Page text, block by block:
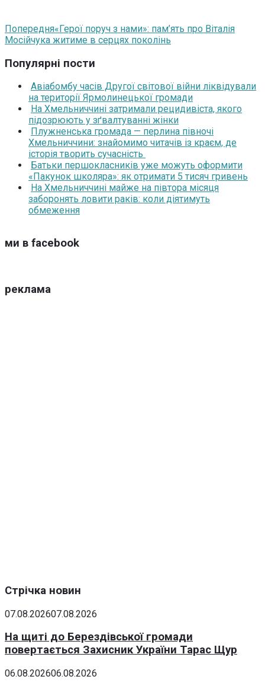
Попередня«Герої поруч з нами»: пам’ять про Віталія
Мосійчука житиме в серцях поколінь
Популярні пости
Авіабомбу часів Другої світової війни ліквідували
на території Ярмолинецької громади
На Хмельниччині затримали рецидивіста, якого
підозрюють у зґвалтуванні жінки
Плужненська громада — перлина півночі
Хмельниччини: знайомимо читачів із краєм, де
історія творить сучасність
Батьки першокласників уже можуть оформити
«Пакунок школяра»: як отримати 5 тисяч гривень
На Хмельниччині майже на півтора місяця
заборонять ловити раків: коли діятимуть
обмеження
ми в facebook
реклама
Стрічка новин
07.08.202607.08.2026
На щиті до Берездівської громади
повертається Захисник України Тарас Щур
06.08.202606.08.2026